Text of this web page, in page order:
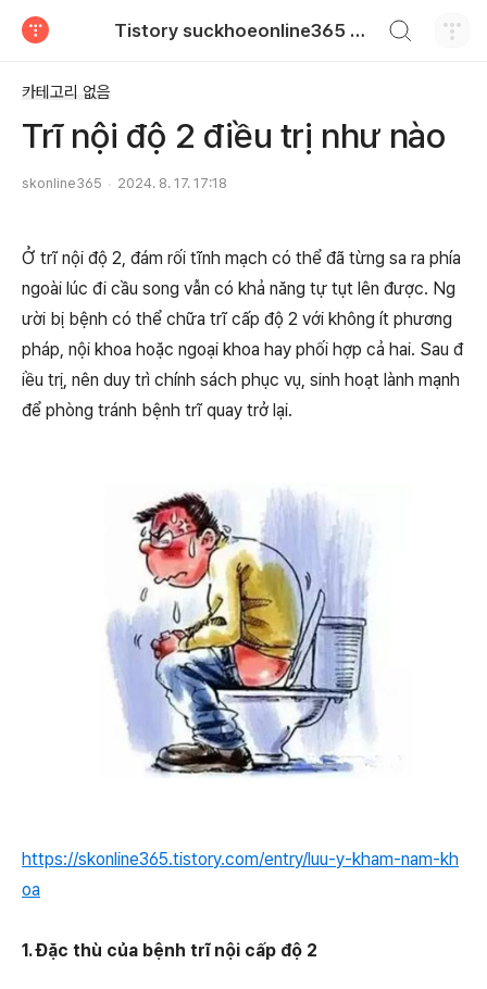
Tistory suckhoeonline365 blog
카테고리 없음
Trĩ nội độ 2 điều trị như nào
skonline365 2024. 8. 17. 17:18
Ở trĩ nội độ 2, đám rối tĩnh mạch có thể đã từng sa ra phía
ngoài lúc đi cầu song vẫn có khả năng tự tụt lên được. Ng
ười bị bệnh có thể chữa trĩ cấp độ 2 với không ít phương
pháp, nội khoa hoặc ngoại khoa hay phối hợp cả hai. Sau đ
iều trị, nên duy trì chính sách phục vụ, sinh hoạt lành mạnh
để phòng tránh bệnh trĩ quay trở lại.
https://skonline365.tistory.com/entry/luu-y-kham-nam-kh
oa
1. Đặc thù của bệnh trĩ nội cấp độ 2